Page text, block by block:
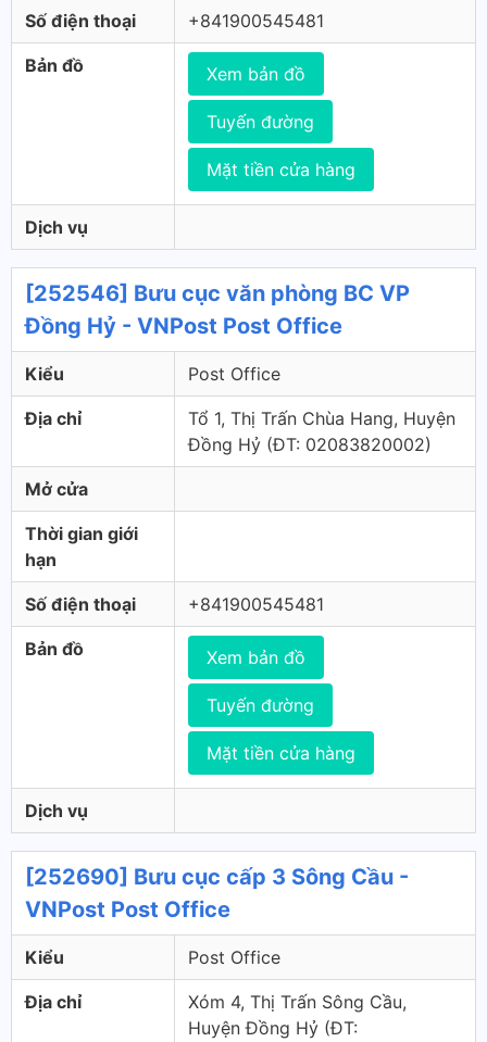
Số điện thoại +841900545481
Bản đồ Xem bản đồ
Tuyến đường
Mặt tiền cửa hàng
Dịch vụ
[252546] Bưu cục văn phòng BC VP
Đồng Hỷ - VNPost Post Office
Kiểu Post Office
Địa chỉ
Tổ 1, Thị Trấn Chùa Hang, Huyện
Đồng Hỷ (ÐT: 02083820002)
Mở cửa
Thời gian giới
hạn
Số điện thoại +841900545481
Bản đồ Xem bản đồ
Tuyến đường
Mặt tiền cửa hàng
Dịch vụ
[252690] Bưu cục cấp 3 Sông Cầu -
VNPost Post Office
Kiểu Post Office
Địa chỉ
Xóm 4, Thị Trấn Sông Cầu,
Huyện Đồng Hỷ (ÐT: